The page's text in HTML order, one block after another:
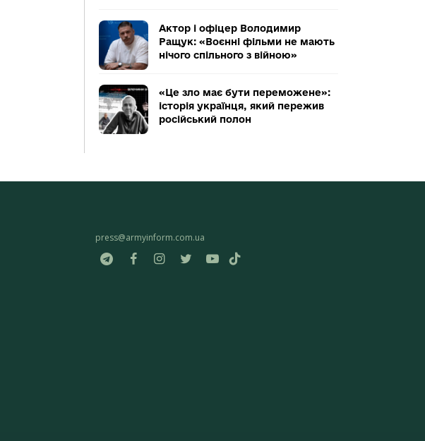
Актор і офіцер Володимир
Ращук: «Воєнні фільми не мають
нічого спільного з війною»
«Це зло має бути переможене»:
історія українця, який пережив
російський полон
press@armyinform.com.ua